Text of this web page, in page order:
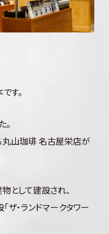
す。
。
丸山珈琲 名古屋栄店が
として建設され、
・ランドマークタワー